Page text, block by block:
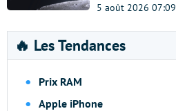
5 août 2026 07:09
🔥 Les Tendances
Prix RAM
Apple iPhone